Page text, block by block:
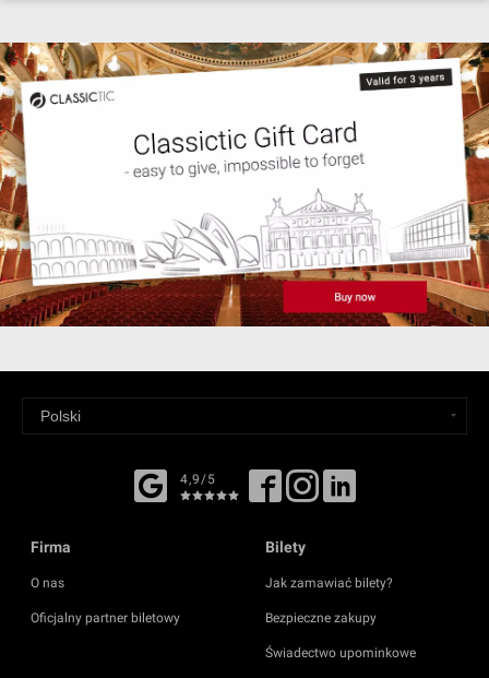
4,9/5
Firma
O nas
Oficjalny partner biletowy
Bilety
Jak zamawiać bilety?
Bezpieczne zakupy
Świadectwo upominkowe